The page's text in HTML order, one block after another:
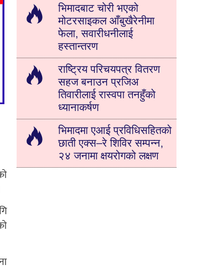
भिमादबाट चोरी भएको
मोटरसाइकल आँबुखैरेनीमा
फेला, सवारीधनीलाई
हस्तान्तरण
राष्ट्रिय परिचयपत्र वितरण
सहज बनाउन प्रजिअ
तिवारीलाई रास्वपा तनहुँको
ध्यानाकर्षण
भिमादमा एआई प्रविधिसहितको
छाती एक्स–रे शिविर सम्पन्न,
२४ जनामा क्षयरोगको लक्षण